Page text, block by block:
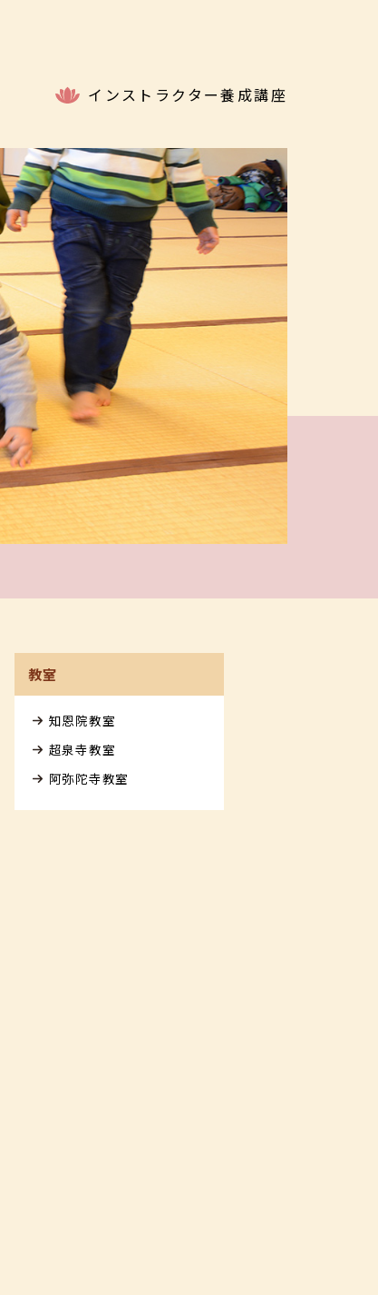
インストラクター養成講座
教室
知恩院教室
超泉寺教室
阿弥陀寺教室